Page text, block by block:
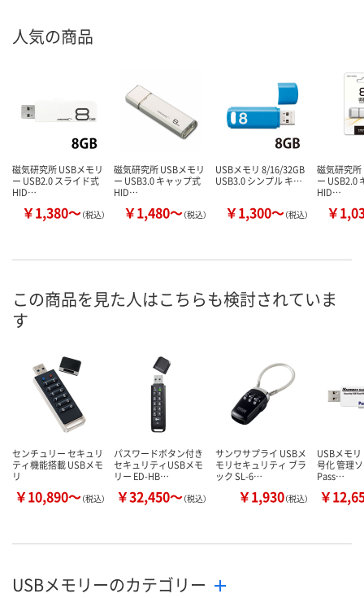
人気の商品
磁気研究所 USBメモリ
ー USB2.0 スライド式
HID…
￥1,380～（税込）
磁気研究所 USBメモリ
ー USB3.0 キャップ式
HID…
￥1,480～（税込）
USBメモリ 8/16/32GB
USB3.0 シンプル キ…
￥1,300～（税込）
磁気研究所
ー USB2.0
HID…
￥
この商品を見た人はこちらも検討されていま
す
センチュリー セキュリ
ティ機能搭載 USBメモ
リ
￥10,890～（税込）
パスワードボタン付き
セキュリティUSBメモ
リー ED-HB…
￥32,450～（税込）
サンワサプライ USBメ
モリセキュリティ ブラ
ック SL-6…
￥1,930（税込）
USBメモリ
号化 管理
Pass…
￥
USBメモリーのカテゴリー